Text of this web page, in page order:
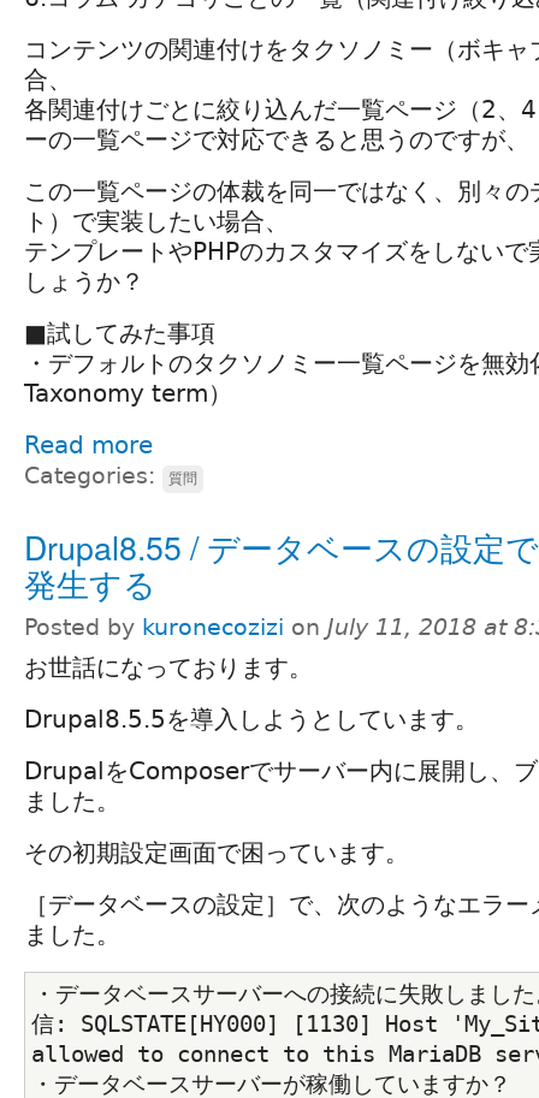
コンテンツの関連付けをタクソノミー（ボキ
合、
各関連付けごとに絞り込んだ一覧ページ（2、
ーの一覧ページで対応できると思うのですが、
この一覧ページの体裁を同一ではなく、別々
ト）で実装したい場合、
テンプレートやPHPのカスタマイズをしない
しょうか？
■試してみた事項
・デフォルトのタクソノミー一覧ページを無
Taxonomy term）
Read more
Categories: 質問
Drupal8.55 / データベースの設定
発生する
Posted by kuronecozizi on July 11, 2018 at
お世話になっております。
Drupal8.5.5を導入しようとしています。
DrupalをComposerでサーバー内に展開し、
ました。
その初期設定画面で困っています。
［データベースの設定］で、次のようなエラ
ました。
・データベースサーバーへの接続に失敗しまし
信: SQLSTATE[HY000] [1130] Host
allowed to connect to this MariaDB
・データベースサーバーが稼働していますか？